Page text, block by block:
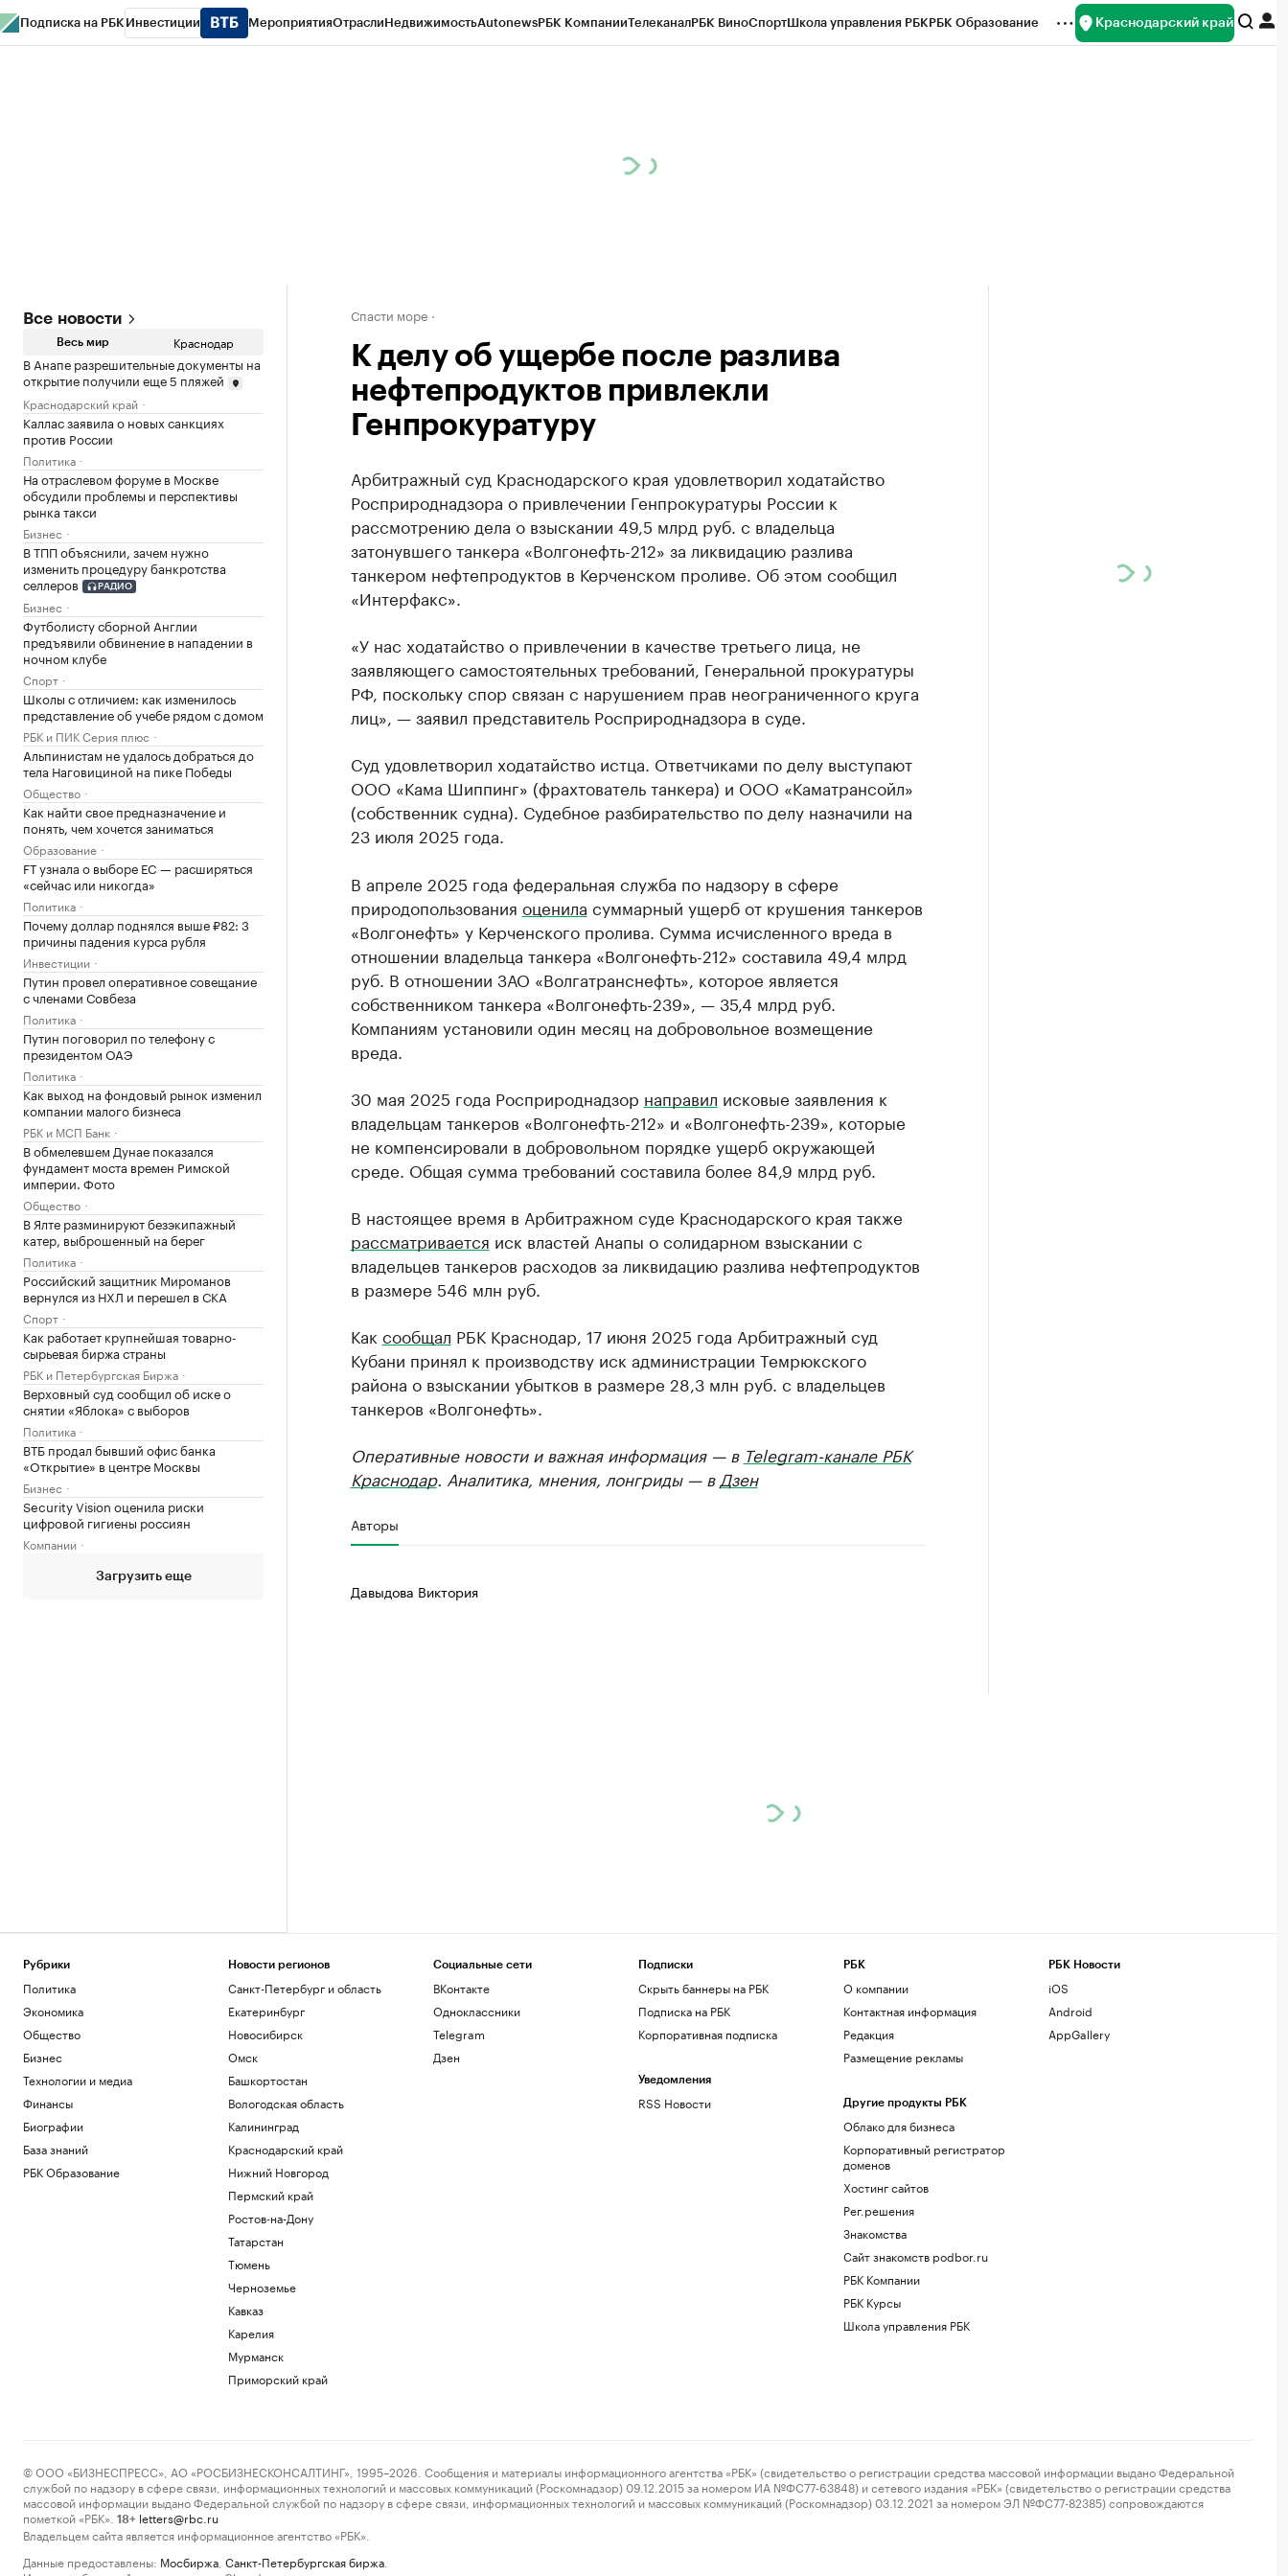
Подписка на РБК Инвестиции МероприятияОтраслиНедвижимостьAutonewsРБК КомпанииТелеканалРБК ВиноСпортШкола управления РБКРБК Образование Краснодарский край
Все новости
Весь мир Краснодар
В Анапе разрешительные документы на
открытие получили еще 5 пляжей
Краснодарский край
Каллас заявила о новых санкциях
против России
Политика
На отраслевом форуме в Москве
обсудили проблемы и перспективы
рынка такси
Бизнес
В ТПП объяснили, зачем нужно
изменить процедуру банкротства
селлеров
РАДИО
Бизнес
Футболисту сборной Англии
предъявили обвинение в нападении в
ночном клубе
Спорт
Школы с отличием: как изменилось
представление об учебе рядом с домом
РБК и ПИК Серия плюс
Альпинистам не удалось добраться до
тела Наговициной на пике Победы
Общество
Как найти свое предназначение и
понять, чем хочется заниматься
Образование
FT узнала о выборе ЕС — расширяться
«сейчас или никогда»
Политика
Почему доллар поднялся выше ₽82: 3
причины падения курса рубля
Инвестиции
Путин провел оперативное совещание
с членами Совбеза
Политика
Путин поговорил по телефону с
президентом ОАЭ
Политика
Как выход на фондовый рынок изменил
компании малого бизнеса
РБК и МСП Банк
В обмелевшем Дунае показался
фундамент моста времен Римской
империи. Фото
Общество
В Ялте разминируют безэкипажный
катер, выброшенный на берег
Политика
Российский защитник Мироманов
вернулся из НХЛ и перешел в СКА
Спорт
Как работает крупнейшая товарно-
сырьевая биржа страны
РБК и Петербургская Биржа
Верховный суд сообщил об иске о
снятии «Яблока» с выборов
Политика
ВТБ продал бывший офис банка
«Открытие» в центре Москвы
Бизнес
Security Vision оценила риски
цифровой гигиены россиян
Компании
Загрузить еще
Спасти море
К делу об ущербе после разлива
нефтепродуктов привлекли
Генпрокуратуру
Арбитражный суд Краснодарского края удовлетворил ходатайство
Росприроднадзора о привлечении Генпрокуратуры России к
рассмотрению дела о взыскании 49,5 млрд руб. с владельца
затонувшего танкера «Волгонефть-212» за ликвидацию разлива
танкером нефтепродуктов в Керченском проливе. Об этом сообщил
«Интерфакс».
«У нас ходатайство о привлечении в качестве третьего лица, не
заявляющего самостоятельных требований, Генеральной прокуратуры
РФ, поскольку спор связан с нарушением прав неограниченного круга
лиц», — заявил представитель Росприроднадзора в суде.
Суд удовлетворил ходатайство истца. Ответчиками по делу выступают
ООО «Кама Шиппинг» (фрахтователь танкера) и ООО «Каматрансойл»
(собственник судна). Судебное разбирательство по делу назначили на
23 июля 2025 года.
В апреле 2025 года федеральная служба по надзору в сфере
природопользования оценила суммарный ущерб от крушения танкеров
«Волгонефть» у Керченского пролива. Сумма исчисленного вреда в
отношении владельца танкера «Волгонефть-212» составила 49,4 млрд
руб. В отношении ЗАО «Волгатранснефть», которое является
собственником танкера «Волгонефть-239», — 35,4 млрд руб.
Компаниям установили один месяц на добровольное возмещение
вреда.
30 мая 2025 года Росприроднадзор направил исковые заявления к
владельцам танкеров «Волгонефть-212» и «Волгонефть-239», которые
не компенсировали в добровольном порядке ущерб окружающей
среде. Общая сумма требований составила более 84,9 млрд руб.
В настоящее время в Арбитражном суде Краснодарского края также
рассматривается иск властей Анапы о солидарном взыскании с
владельцев танкеров расходов за ликвидацию разлива нефтепродуктов
в размере 546 млн руб.
Как сообщал РБК Краснодар, 17 июня 2025 года Арбитражный суд
Кубани принял к производству иск администрации Темрюкского
района о взыскании убытков в размере 28,3 млн руб. с владельцев
танкеров «Волгонефть».
Оперативные новости и важная информация — в Telegram-канале РБК
Краснодар. Аналитика, мнения, лонгриды — в Дзен
Авторы
Давыдова Виктория
Рубрики
Политика
Экономика
Общество
Бизнес
Технологии и медиа
Финансы
Биографии
База знаний
РБК Образование
Новости регионов
Санкт-Петербург и область
Екатеринбург
Новосибирск
Омск
Башкортостан
Вологодская область
Калининград
Краснодарский край
Нижний Новгород
Пермский край
Ростов-на-Дону
Татарстан
Тюмень
Черноземье
Кавказ
Карелия
Мурманск
Приморский край
Социальные сети
ВКонтакте
Одноклассники
Telegram
Дзен
Подписки
Скрыть баннеры на РБК
Подписка на РБК
Корпоративная подписка
Уведомления
RSS Новости
РБК
О компании
Контактная информация
Редакция
Размещение рекламы
Другие продукты РБК
Облако для бизнеса
Корпоративный регистратор
доменов
Хостинг сайтов
Рег.решения
Знакомства
Сайт знакомств podbor.ru
РБК Компании
РБК Курсы
Школа управления РБК
РБК Новости
iOS
Android
AppGallery
© ООО «БИЗНЕСПРЕСС», АО «РОСБИЗНЕСКОНСАЛТИНГ», 1995–2026. Сообщения и материалы информационного агентства «РБК» (свидетельство о регистрации средства массовой информации выдано Федеральной
службой по надзору в сфере связи, информационных технологий и массовых коммуникаций (Роскомнадзор) 09.12.2015 за номером ИА №ФС77-63848) и сетевого издания «РБК» (свидетельство о регистрации средства
массовой информации выдано Федеральной службой по надзору в сфере связи, информационных технологий и массовых коммуникаций (Роскомнадзор) 03.12.2021 за номером ЭЛ №ФС77-82385) сопровождаются
пометкой «РБК».
18+ letters@rbc.ru
Владельцем сайта является информационное агентство «РБК».
Данные предоставлены: Мосбиржа Санкт-Петербургская биржа